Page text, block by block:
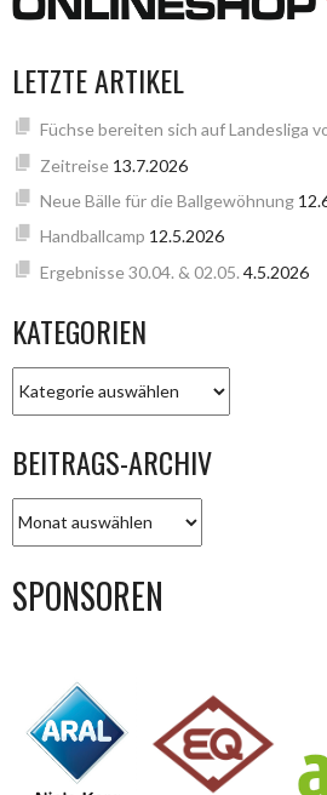
LETZTE ARTIKEL
Füchse bereiten sich auf Landesliga
Zeitreise 13.7.2026
Neue Bälle für die Ballgewöhnung
Handballcamp 12.5.2026
Ergebnisse 30.04. & 02.05. 4.5.2026
KATEGORIEN
BEITRAGS-ARCHIV
ARCHIV
SPONSOREN